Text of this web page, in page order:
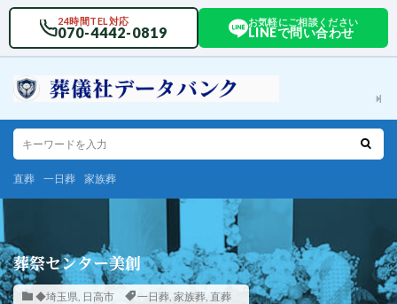
24時間TEL対応
070-4442-0819
お気軽にご相談ください
LINEで問い合わせ
直葬 一日葬 家族葬
葬祭センター美創
◆埼玉県, 日高市 一日葬, 家族葬, 直葬